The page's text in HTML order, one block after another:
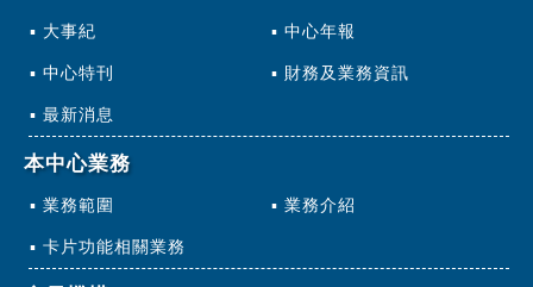
大事紀 中心年報
中心特刊 財務及業務資訊
最新消息
本中心業務
業務範圍 業務介紹
卡片功能相關業務